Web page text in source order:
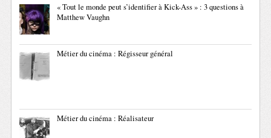
« Tout le monde peut s’identifier à Kick-Ass » : 3 questions à
Matthew Vaughn
Métier du cinéma : Régisseur général
Métier du cinéma : Réalisateur